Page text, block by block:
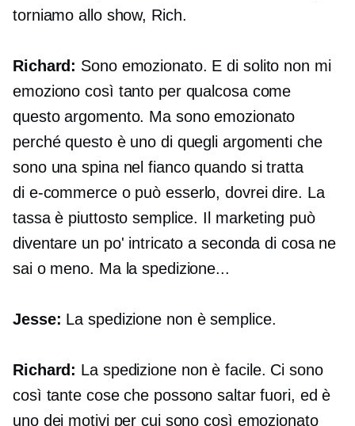
torniamo allo show, Rich.
Richard: Sono emozionato. E di solito non mi
emoziono così tanto per qualcosa come
questo argomento. Ma sono emozionato
perché questo è uno di quegli argomenti che
sono una spina nel fianco quando si tratta
di e-commerceo può esserlo, dovrei dire. La
tassa è piuttosto semplice. Il marketing può
diventare un po' intricato a seconda di cosa ne
sai o meno. Ma la spedizione...
Jesse: La spedizione non è semplice.
Richard: La spedizione non è facile. Ci sono
così tante cose che possono saltar fuori, ed è
uno dei motivi per cui sono così emozionato